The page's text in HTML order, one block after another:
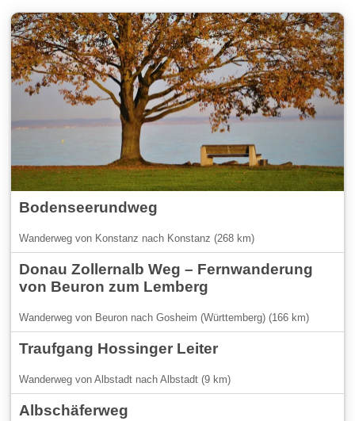
Bodenseerundweg
Wanderweg von Konstanz nach Konstanz (268 km)
Donau Zollernalb Weg – Fernwanderung
von Beuron zum Lemberg
Wanderweg von Beuron nach Gosheim (Württemberg) (166 km)
Traufgang Hossinger Leiter
Wanderweg von Albstadt nach Albstadt (9 km)
Albschäferweg